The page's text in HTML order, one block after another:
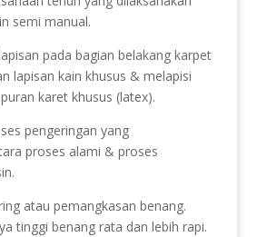
semi manual.
pada bagian belakang karpet
lapisan kain khusus & melapisi
karet khusus (latex).
pengeringan yang
proses alami & proses
atau pemangkasan benang.
tinggi benang rata dan lebih rapi.